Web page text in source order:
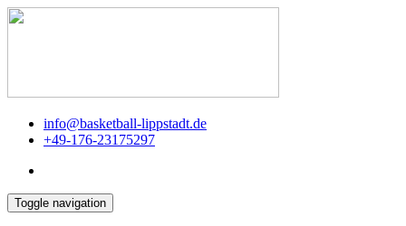
info@basketball-lippstadt.de
+49-176-23175297
Toggle navigation